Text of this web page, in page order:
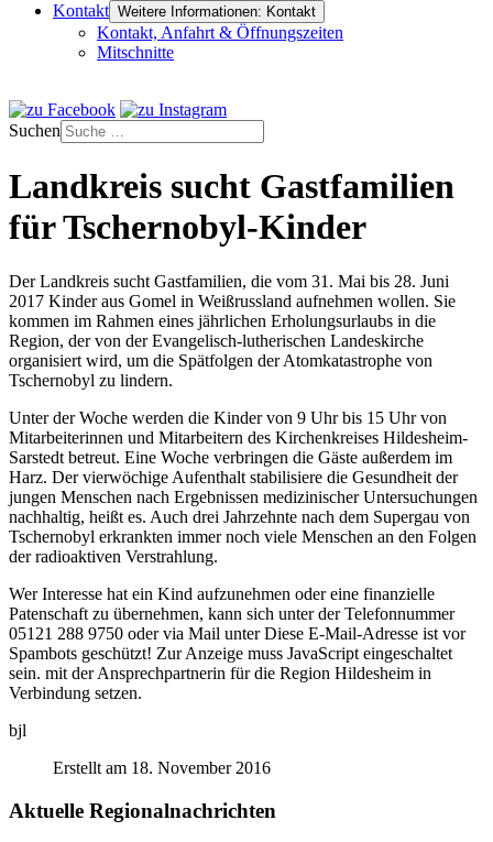
Kontakt Weitere Informationen: Kontakt
Kontakt, Anfahrt & Öffnungszeiten
Mitschnitte
Suchen
Landkreis sucht Gastfamilien
für Tschernobyl-Kinder
Der Landkreis sucht Gastfamilien, die vom 31. Mai bis 28. Juni
2017 Kinder aus Gomel in Weißrussland aufnehmen wollen. Sie
kommen im Rahmen eines jährlichen Erholungsurlaubs in die
Region, der von der Evangelisch-lutherischen Landeskirche
organisiert wird, um die Spätfolgen der Atomkatastrophe von
Tschernobyl zu lindern.
Unter der Woche werden die Kinder von 9 Uhr bis 15 Uhr von
Mitarbeiterinnen und Mitarbeitern des Kirchenkreises Hildesheim-
Sarstedt betreut. Eine Woche verbringen die Gäste außerdem im
Harz. Der vierwöchige Aufenthalt stabilisiere die Gesundheit der
jungen Menschen nach Ergebnissen medizinischer Untersuchungen
nachhaltig, heißt es. Auch drei Jahrzehnte nach dem Supergau von
Tschernobyl erkrankten immer noch viele Menschen an den Folgen
der radioaktiven Verstrahlung.
Wer Interesse hat ein Kind aufzunehmen oder eine finanzielle
Patenschaft zu übernehmen, kann sich unter der Telefonnummer
05121 288 9750 oder via Mail unterDiese E-Mail-Adresse ist vor
Spambots geschützt! Zur Anzeige muss JavaScript eingeschaltet
sein. mit der Ansprechpartnerin für die Region Hildesheim in
Verbindung setzen.
bjl
Erstellt am 18. November 2016
Aktuelle Regionalnachrichten